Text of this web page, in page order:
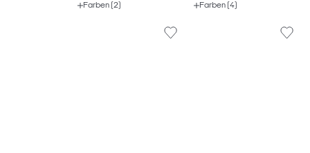
Farben (2)
Farben (4)